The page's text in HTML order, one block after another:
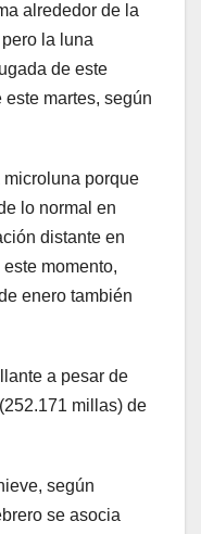
alrededor de la
la luna
de este
martes, según
porque
lo normal en
distante en
momento,
enero también
a pesar de
millas) de
según
se asocia